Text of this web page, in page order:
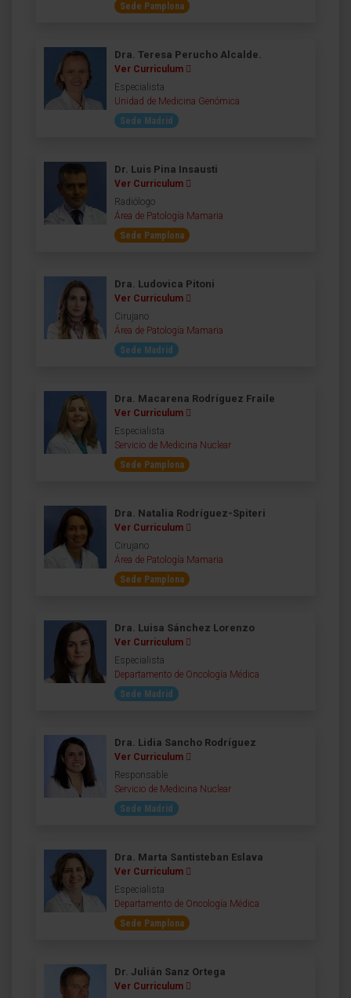
Sede Pamplona
Dra. Teresa Perucho Alcalde.
Ver Curriculum
Especialista
Unidad de Medicina Genómica
Sede Madrid
Dr. Luis Pina Insausti
Ver Curriculum
Radiólogo
Área de Patología Mamaria
Sede Pamplona
Dra. Ludovica Pitoni
Ver Curriculum
Cirujano
Área de Patología Mamaria
Sede Madrid
Dra. Macarena Rodríguez Fraile
Ver Curriculum
Especialista
Servicio de Medicina Nuclear
Sede Pamplona
Dra. Natalia Rodríguez-Spiteri
Ver Curriculum
Cirujano
Área de Patología Mamaria
Sede Pamplona
Dra. Luisa Sánchez Lorenzo
Ver Curriculum
Especialista
Departamento de Oncología Médica
Sede Madrid
Dra. Lidia Sancho Rodríguez
Ver Curriculum
Responsable
Servicio de Medicina Nuclear
Sede Madrid
Dra. Marta Santisteban Eslava
Ver Curriculum
Especialista
Departamento de Oncología Médica
Sede Pamplona
Dr. Julián Sanz Ortega
Ver Curriculum